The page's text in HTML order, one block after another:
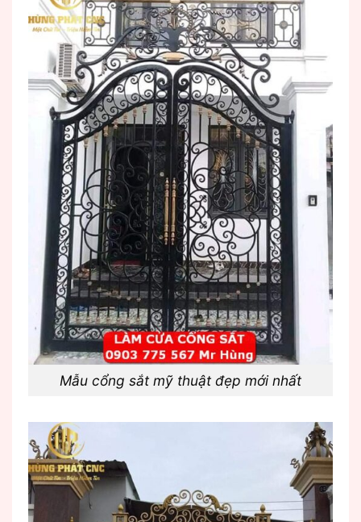
Mẫu cổng sắt mỹ thuật đẹp mới nhất